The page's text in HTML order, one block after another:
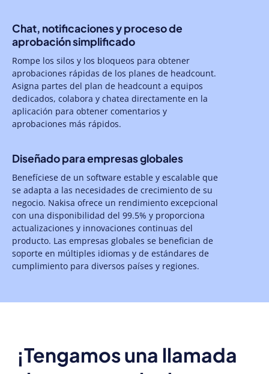
Chat, notificaciones y proceso de
aprobación simplificado
Rompe los silos y los bloqueos para obtener
aprobaciones rápidas de los planes de headcount.
Asigna partes del plan de headcount a equipos
dedicados, colabora y chatea directamente en la
aplicación para obtener comentarios y
aprobaciones más rápidos.
Diseñado para empresas globales
Benefíciese de un software estable y escalable que
se adapta a las necesidades de crecimiento de su
negocio. Nakisa ofrece un rendimiento excepcional
con una disponibilidad del 99.5% y proporciona
actualizaciones y innovaciones continuas del
producto. Las empresas globales se benefician de
soporte en múltiples idiomas y de estándares de
cumplimiento para diversos países y regiones.
¡Tengamos una llamada